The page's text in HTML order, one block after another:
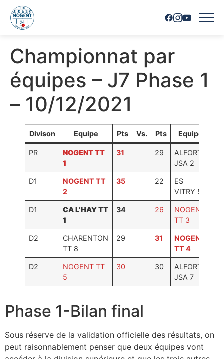
Accueil
Horaires
Inscriptions
Nous contacter
Les joueurs
Les équipes
Photos
Championnat par
équipes – J7 Phase 1
– 10/12/2021
Divison Equipe Pts Vs. Pts Equipe
PR
NOGENT TT
1
31 29
ALFORT
JSA 2
D1
NOGENT TT
2
35 22
ES
VITRY 5
D1
CA L’HAY TT
1
34 26
NOGENT
TT 3
D2
CHARENTON
TT 8
29 31
NOGENT
TT 4
D2
NOGENT TT
5
30 30
ALFORT
JSA 7
Phase 1-Bilan final
Sous réserve de la validation officielle des résultats, on
peut raisonnablement penser que deux équipes vont